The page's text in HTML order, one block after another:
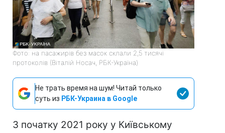
Фото: на пасажирів без масок склали 2,5 тисячі
протоколів (Віталій Носач, РБК-Україна)
Не трать время на шум! Читай только
суть из РБК-Украина в Google
З початку 2021 року у Київському